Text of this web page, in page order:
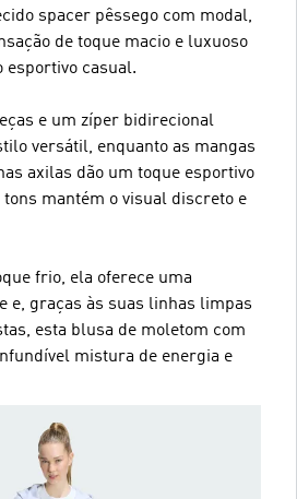
spacer pêssego com modal,
de toque macio e luxuoso
esportivo casual.
e um zíper bidirecional
versátil, enquanto as mangas
axilas dão um toque esportivo
mantém o visual discreto e
frio, ela oferece uma
e, graças às suas linhas limpas
esta blusa de moletom com
mistura de energia e